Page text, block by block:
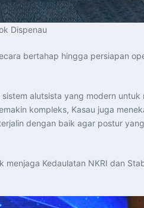
Dispenau
bertahap hingga persiapan
alutsista yang modern
kompleks, Kasau juga
dengan baik agar postur
Kedaulatan NKRI dan